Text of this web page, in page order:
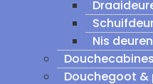
Nis deuren
Douchecabines
Douchegoot &